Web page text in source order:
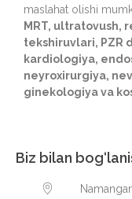
maslahat olishi
MRT, ultratovush,
tekshiruvlari, PZR
kardiologiya,
neyroxirurgiya,
ginekologiya va
Biz bilan